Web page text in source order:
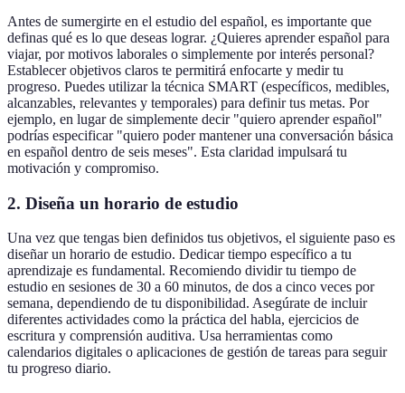
Antes de sumergirte en el estudio del español, es importante que
definas qué es lo que deseas lograr. ¿Quieres aprender español para
viajar, por motivos laborales o simplemente por interés personal?
Establecer objetivos claros te permitirá enfocarte y medir tu
progreso. Puedes utilizar la técnica SMART (específicos, medibles,
alcanzables, relevantes y temporales) para definir tus metas. Por
ejemplo, en lugar de simplemente decir "quiero aprender español"
podrías especificar "quiero poder mantener una conversación básica
en español dentro de seis meses". Esta claridad impulsará tu
motivación y compromiso.
2. Diseña un horario de estudio
Una vez que tengas bien definidos tus objetivos, el siguiente paso es
diseñar un horario de estudio. Dedicar tiempo específico a tu
aprendizaje es fundamental. Recomiendo dividir tu tiempo de
estudio en sesiones de 30 a 60 minutos, de dos a cinco veces por
semana, dependiendo de tu disponibilidad. Asegúrate de incluir
diferentes actividades como la práctica del habla, ejercicios de
escritura y comprensión auditiva. Usa herramientas como
calendarios digitales o aplicaciones de gestión de tareas para seguir
tu progreso diario.